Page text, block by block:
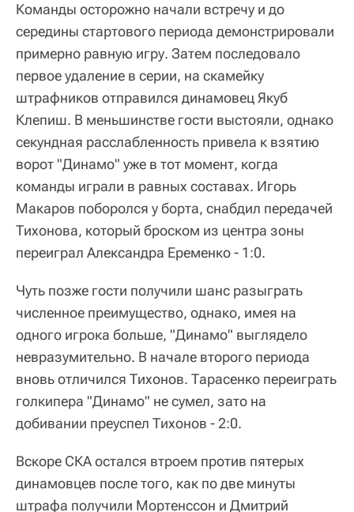
Команды осторожно начали встречу и до
середины стартового периода демонстрировали
примерно равную игру. Затем последовало
первое удаление в серии, на скамейку
штрафников отправился динамовец Якуб
Клепиш. В меньшинстве гости выстояли, однако
секундная расслабленность привела к взятию
ворот "Динамо" уже в тот момент, когда
команды играли в равных составах. Игорь
Макаров поборолся у борта, снабдил передачей
Тихонова, который броском из центра зоны
переиграл Александра Еременко - 1:0.
Чуть позже гости получили шанс разыграть
численное преимущество, однако, имея на
одного игрока больше, "Динамо" выглядело
невразумительно. В начале второго периода
вновь отличился Тихонов. Тарасенко переиграть
голкипера "Динамо" не сумел, зато на
добивании преуспел Тихонов - 2:0.
Вскоре СКА остался втроем против пятерых
динамовцев после того, как по две минуты
штрафа получили Мортенссон и Дмитрий